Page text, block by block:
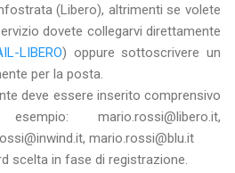
(Libero), altrimenti se volete
dovete collegarvi direttamente
LIBERO) oppure sottoscrivere un
per la posta.
deve essere inserito comprensivo
mario.rossi@libero.it,
mario.rossi@blu.it
scelta in fase di registrazione.